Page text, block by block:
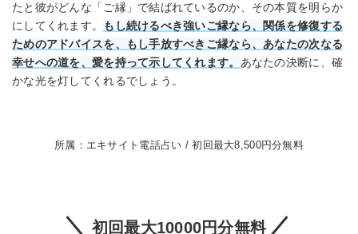
たと彼がどんな「ご縁」で結ばれているのか、その本質を明らか
にしてくれます。
もし続けるべき強いご縁なら、関係を修復する
ためのアドバイスを、もし手放すべきご縁なら、あなたの次なる
幸せへの道を、愛を持って示してくれます。 あなたの決断に、確
かな光を灯してくれるでしょう。
所属：エキサイト電話占い / 初回最大8,500円分無料
初回最大10000円分無料